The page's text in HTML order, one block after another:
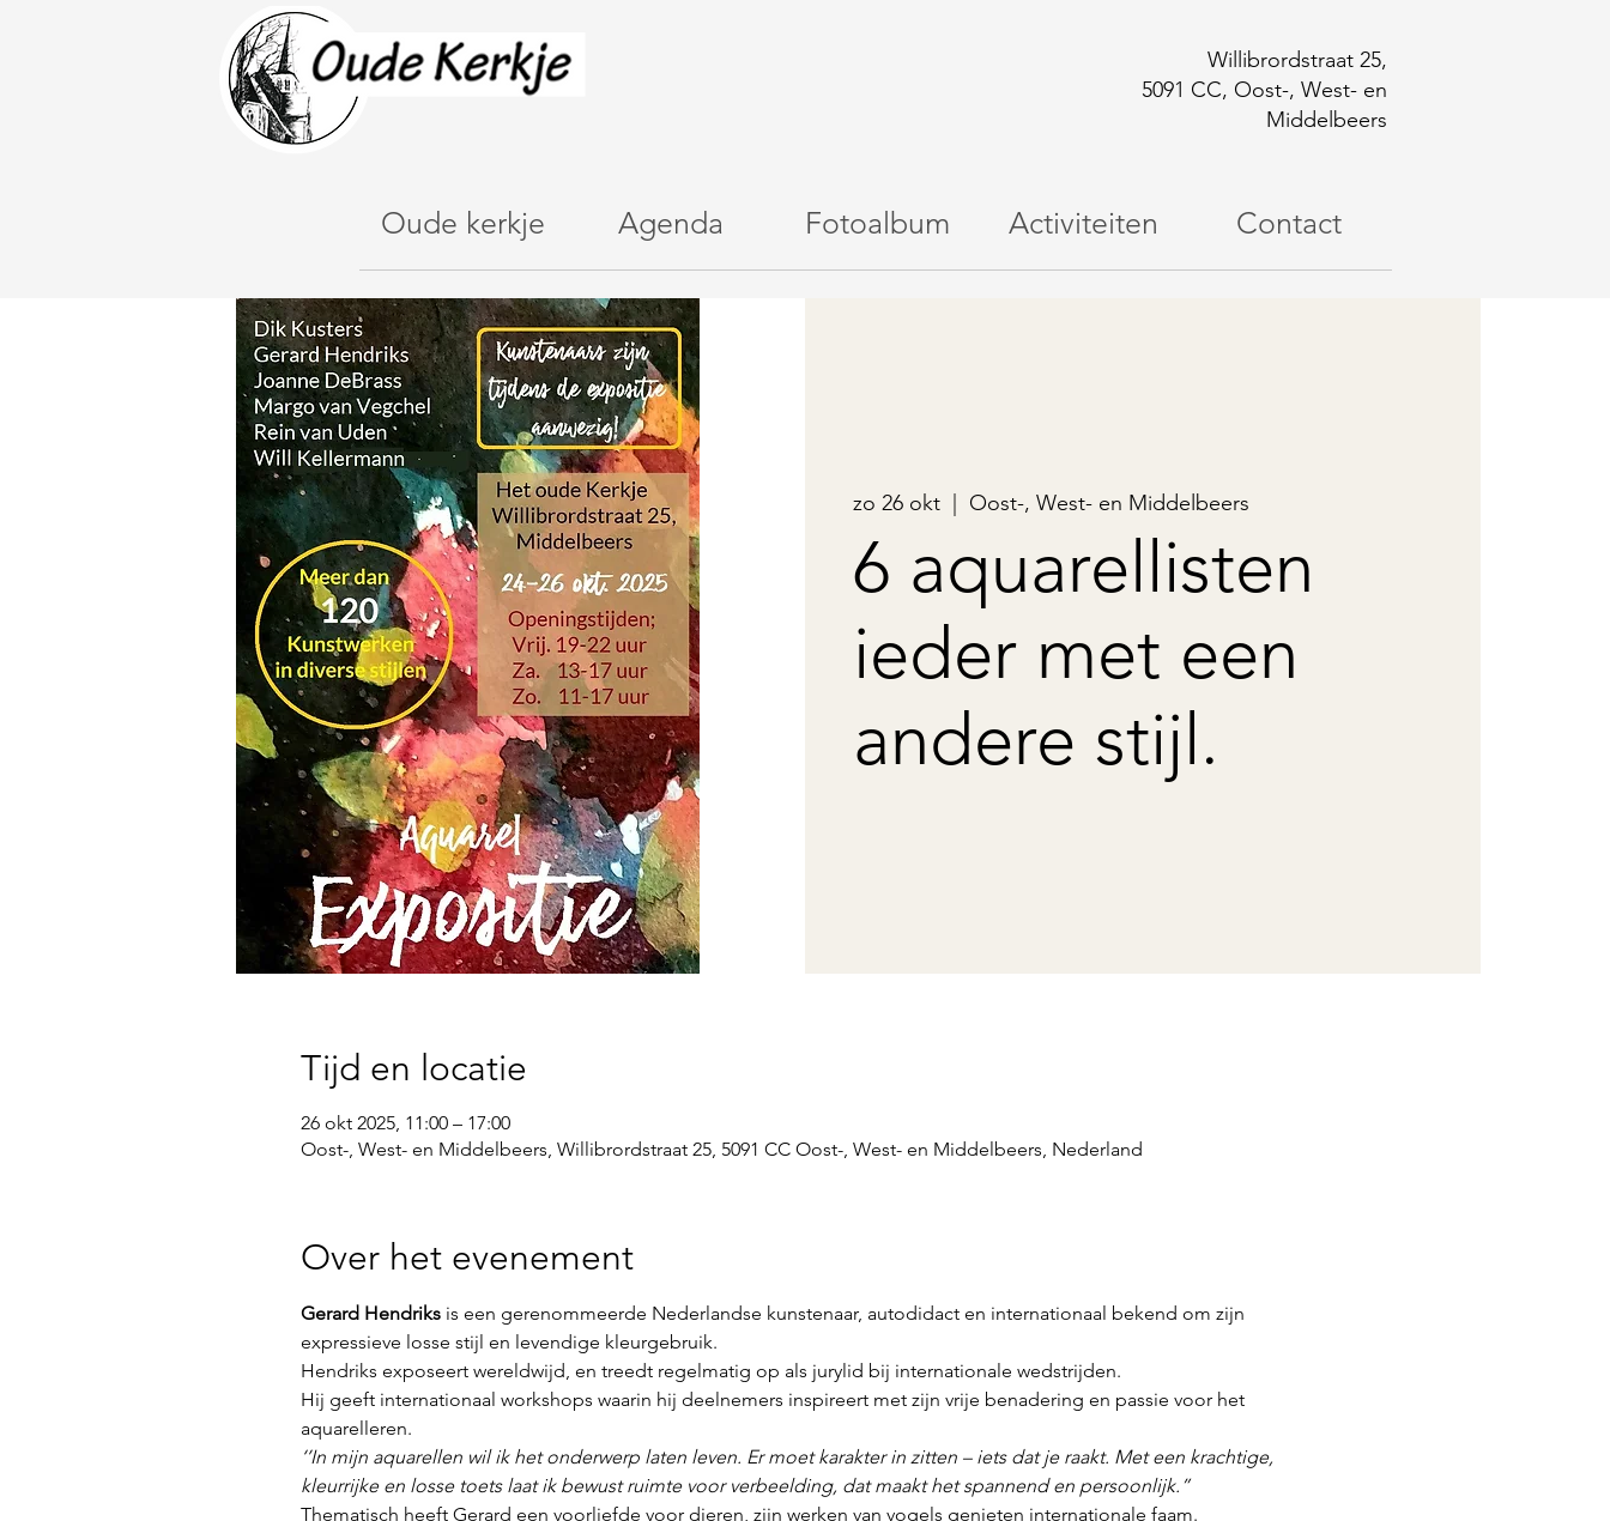
Willibrordstraat 25,
5091 CC, Oost-, West- en
Middelbeers
Oude kerkje Agenda Fotoalbum Activiteiten Contact
zo 26 okt Oost-, West- en Middelbeers
6 aquarellisten
ieder met een
andere stijl.
Tijd en locatie
26 okt 2025, 11:00 – 17:00
Oost-, West- en Middelbeers, Willibrordstraat 25, 5091 CC Oost-, West- en Middelbeers, Nederland
Over het evenement
Gerard Hendriks is een gerenommeerde Nederlandse kunstenaar, autodidact en internationaal bekend om zijn
expressieve losse stijl en levendige kleurgebruik.
Hendriks exposeert wereldwijd, en treedt regelmatig op als jurylid bij internationale wedstrijden.
Hij geeft internationaal workshops waarin hij deelnemers inspireert met zijn vrije benadering en passie voor het
aquarelleren.
‘’In mijn aquarellen wil ik het onderwerp laten leven. Er moet karakter in zitten – iets dat je raakt. Met een krachtige,
kleurrijke en losse toets laat ik bewust ruimte voor verbeelding, dat maakt het spannend en persoonlijk.”
Thematisch heeft Gerard een voorliefde voor dieren, zijn werken van vogels genieten internationale faam.